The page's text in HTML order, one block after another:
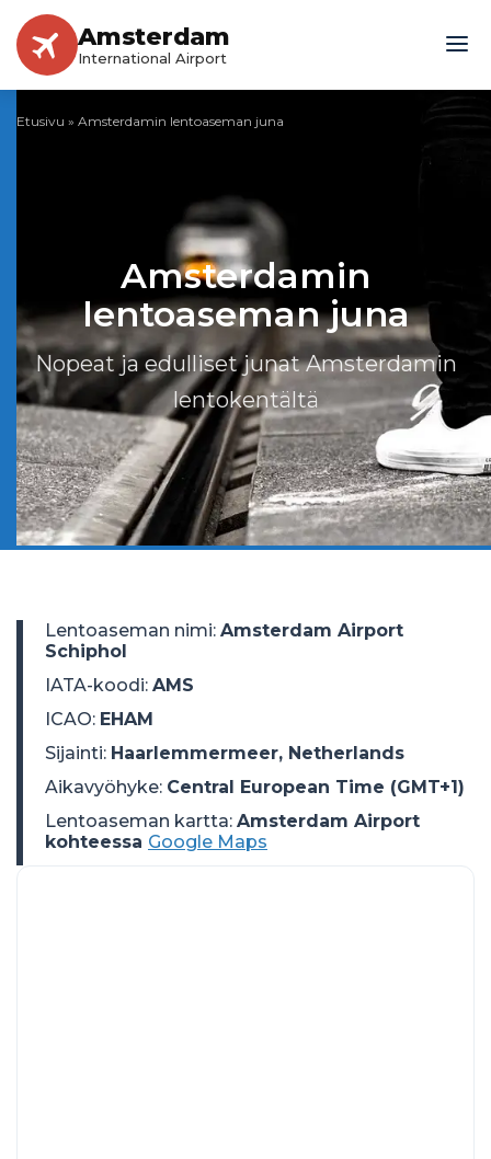
Amsterdam
International Airport
Etusivu » Amsterdamin lentoaseman juna
Amsterdamin
lentoaseman juna
Nopeat ja edulliset junat Amsterdamin
lentokentältä
Lentoaseman nimi: Amsterdam Airport
Schiphol
IATA-koodi: AMS
ICAO: EHAM
Sijainti: Haarlemmermeer, Netherlands
Aikavyöhyke: Central European Time (GMT+1)
Lentoaseman kartta: Amsterdam Airport
kohteessa Google Maps